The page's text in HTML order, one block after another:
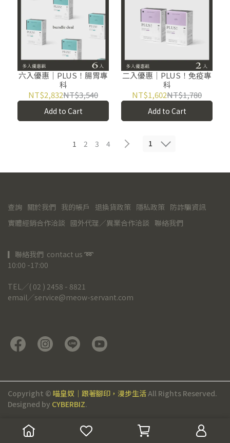
六入優惠｜PLUS！腸胃專
科
NT$2,832NT$3,540
Add to Cart
二入優惠｜PLUS！免疫專
科
NT$1,602NT$1,780
Add to Cart
1 2 3 4 1
查詢 關於我們 我的帳戶 退換貨政策 隱私政策 防詐騙資訊
實體經銷合作洽談 國外代理／異業合作洽談 聯絡我們
▎聯絡我們  contact us ➿
10:00 -17:00
TEL╱( 02 ) 2458 - 8821
email╱service@meow-servant.com
Copyright © 喵皇奴｜跟著腳印，漫步生活All Rights Reserved.
Designed by CYBERBIZ.